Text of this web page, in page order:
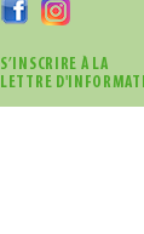
S’INSCRIRE À LA
LETTRE